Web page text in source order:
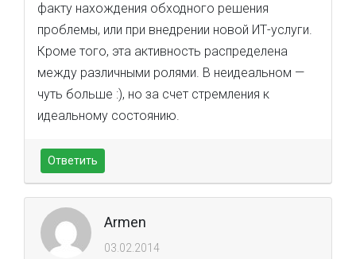
факту нахождения обходного решения
проблемы, или при внедрении новой ИТ-услуги.
Кроме того, эта активность распределена
между различными ролями. В неидеальном —
чуть больше :), но за счет стремления к
идеальному состоянию.
Ответить
Armen
03.02.2014